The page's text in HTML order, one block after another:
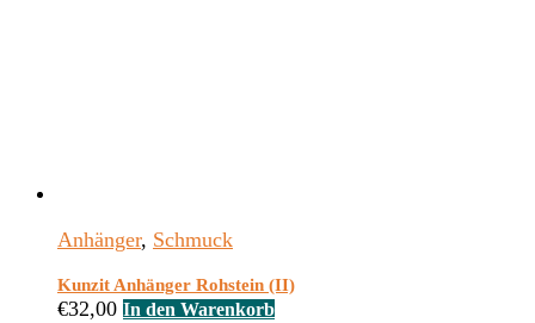
Anhänger, Schmuck
Kunzit Anhänger Rohstein (II)
€32,00 In den Warenkorb